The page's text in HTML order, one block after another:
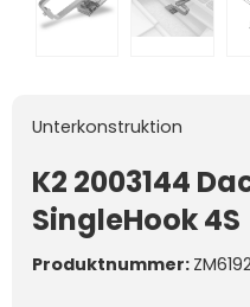
Unterkonstruktion
K2 2003144
SingleHook 4S
Produktnummer: